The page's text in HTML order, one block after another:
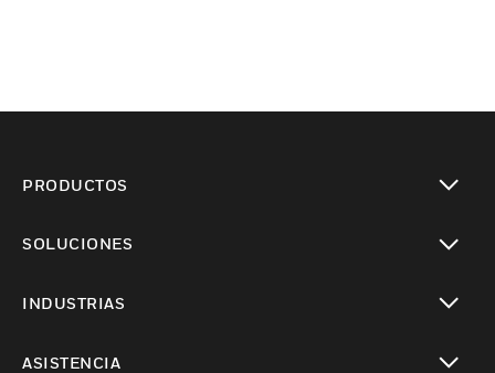
PRODUCTOS
SOLUCIONES
INDUSTRIAS
ASISTENCIA